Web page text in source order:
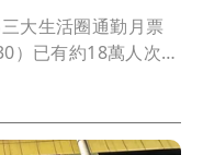
大生活圈通勤月票
）已有約18萬人次加
票卡，更有從
友人推薦才購買，